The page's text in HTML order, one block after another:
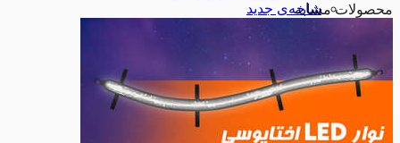
شاخه‌ی جدید
کالای دیجیتال
ورزش و اوقات فراغت
لوازم خودرو
تجهیزات ورزشی
شگفت انگیزها
محصولات مشابه